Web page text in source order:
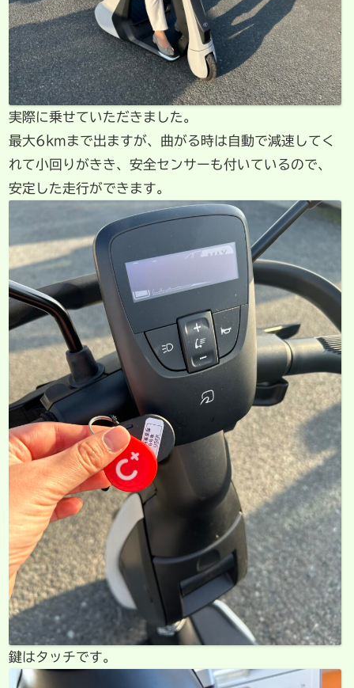
実際に乗せていただきました。
最大6kmまで出ますが、曲がる時は自動で減速してく
れて小回りがきき、安全センサーも付いているので、
安定した走行ができます。
鍵はタッチです。